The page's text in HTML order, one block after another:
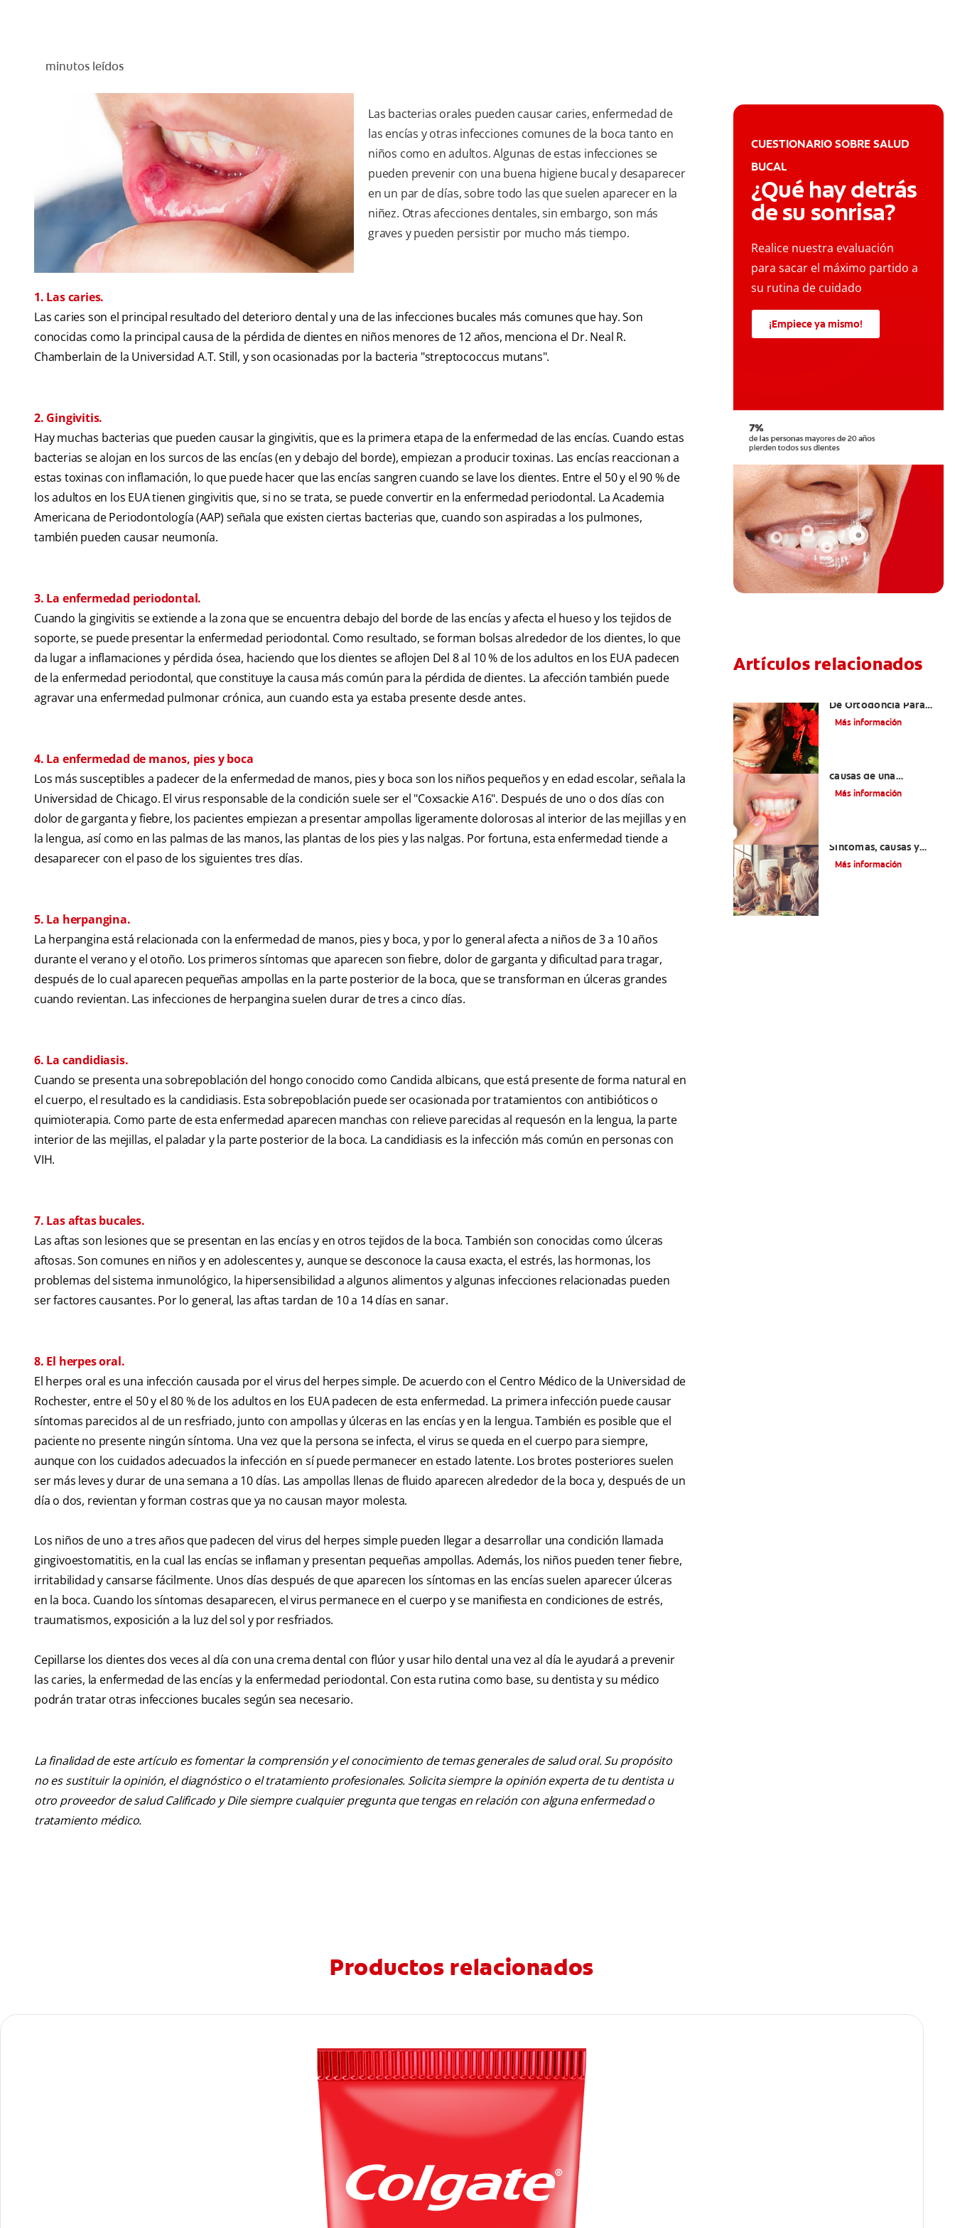
minutos leídos
Las bacterias orales pueden causar caries, enfermedad de
las encías y otras infecciones comunes de la boca tanto en
niños como en adultos. Algunas de estas infecciones se
pueden prevenir con una buena higiene bucal y desaparecer
en un par de días, sobre todo las que suelen aparecer en la
niñez. Otras afecciones dentales, sin embargo, son más
graves y pueden persistir por mucho más tiempo.
1. Las caries.
Las caries son el principal resultado del deterioro dental y una de las infecciones bucales más comunes que hay. Son
conocidas como la principal causa de la pérdida de dientes en niños menores de 12 años, menciona el Dr. Neal R.
Chamberlain de la Universidad A.T. Still, y son ocasionadas por la bacteria "streptococcus mutans".
2. Gingivitis.
Hay muchas bacterias que pueden causar la gingivitis, que es la primera etapa de la enfermedad de las encías. Cuando estas
bacterias se alojan en los surcos de las encías (en y debajo del borde), empiezan a producir toxinas. Las encías reaccionan a
estas toxinas con inflamación, lo que puede hacer que las encías sangren cuando se lave los dientes. Entre el 50 y el 90 % de
los adultos en los EUA tienen gingivitis que, si no se trata, se puede convertir en la enfermedad periodontal. La Academia
Americana de Periodontología (AAP) señala que existen ciertas bacterias que, cuando son aspiradas a los pulmones,
también pueden causar neumonía.
3. La enfermedad periodontal.
Cuando la gingivitis se extiende a la zona que se encuentra debajo del borde de las encías y afecta el hueso y los tejidos de
soporte, se puede presentar la enfermedad periodontal. Como resultado, se forman bolsas alrededor de los dientes, lo que
da lugar a inflamaciones y pérdida ósea, haciendo que los dientes se aflojen Del 8 al 10 % de los adultos en los EUA padecen
de la enfermedad periodontal, que constituye la causa más común para la pérdida de dientes. La afección también puede
agravar una enfermedad pulmonar crónica, aun cuando esta ya estaba presente desde antes.
4. La enfermedad de manos, pies y boca
Los más susceptibles a padecer de la enfermedad de manos, pies y boca son los niños pequeños y en edad escolar, señala la
Universidad de Chicago. El virus responsable de la condición suele ser el "Coxsackie A16". Después de uno o dos días con
dolor de garganta y fiebre, los pacientes empiezan a presentar ampollas ligeramente dolorosas al interior de las mejillas y en
la lengua, así como en las palmas de las manos, las plantas de los pies y las nalgas. Por fortuna, esta enfermedad tiende a
desaparecer con el paso de los siguientes tres días.
5. La herpangina.
La herpangina está relacionada con la enfermedad de manos, pies y boca, y por lo general afecta a niños de 3 a 10 años
durante el verano y el otoño. Los primeros síntomas que aparecen son fiebre, dolor de garganta y dificultad para tragar,
después de lo cual aparecen pequeñas ampollas en la parte posterior de la boca, que se transforman en úlceras grandes
cuando revientan. Las infecciones de herpangina suelen durar de tres a cinco días.
6. La candidiasis.
Cuando se presenta una sobrepoblación del hongo conocido como Candida albicans, que está presente de forma natural en
el cuerpo, el resultado es la candidiasis. Esta sobrepoblación puede ser ocasionada por tratamientos con antibióticos o
quimioterapia. Como parte de esta enfermedad aparecen manchas con relieve parecidas al requesón en la lengua, la parte
interior de las mejillas, el paladar y la parte posterior de la boca. La candidiasis es la infección más común en personas con
VIH.
7. Las aftas bucales.
Las aftas son lesiones que se presentan en las encías y en otros tejidos de la boca. También son conocidas como úlceras
aftosas. Son comunes en niños y en adolescentes y, aunque se desconoce la causa exacta, el estrés, las hormonas, los
problemas del sistema inmunológico, la hipersensibilidad a algunos alimentos y algunas infecciones relacionadas pueden
ser factores causantes. Por lo general, las aftas tardan de 10 a 14 días en sanar.
8. El herpes oral.
El herpes oral es una infección causada por el virus del herpes simple. De acuerdo con el Centro Médico de la Universidad de
Rochester, entre el 50 y el 80 % de los adultos en los EUA padecen de esta enfermedad. La primera infección puede causar
síntomas parecidos al de un resfriado, junto con ampollas y úlceras en las encías y en la lengua. También es posible que el
paciente no presente ningún síntoma. Una vez que la persona se infecta, el virus se queda en el cuerpo para siempre,
aunque con los cuidados adecuados la infección en sí puede permanecer en estado latente. Los brotes posteriores suelen
ser más leves y durar de una semana a 10 días. Las ampollas llenas de fluido aparecen alrededor de la boca y, después de un
día o dos, revientan y forman costras que ya no causan mayor molesta.
Los niños de uno a tres años que padecen del virus del herpes simple pueden llegar a desarrollar una condición llamada
gingivoestomatitis, en la cual las encías se inflaman y presentan pequeñas ampollas. Además, los niños pueden tener fiebre,
irritabilidad y cansarse fácilmente. Unos días después de que aparecen los síntomas en las encías suelen aparecer úlceras
en la boca. Cuando los síntomas desaparecen, el virus permanece en el cuerpo y se manifiesta en condiciones de estrés,
traumatismos, exposición a la luz del sol y por resfriados.
Cepillarse los dientes dos veces al día con una crema dental con flúor y usar hilo dental una vez al día le ayudará a prevenir
las caries, la enfermedad de las encías y la enfermedad periodontal. Con esta rutina como base, su dentista y su médico
podrán tratar otras infecciones bucales según sea necesario.
La finalidad de este artículo es fomentar la comprensión y el conocimiento de temas generales de salud oral. Su propósito
no es sustituir la opinión, el diagnóstico o el tratamiento profesionales. Solicita siempre la opinión experta de tu dentista u
otro proveedor de salud Calificado y Dile siempre cualquier pregunta que tengas en relación con alguna enfermedad o
tratamiento médico.
CUESTIONARIO SOBRE SALUD
BUCAL
¿Qué hay detrás
de su sonrisa?
Realice nuestra evaluación
para sacar el máximo partido a
su rutina de cuidado
¡Empiece ya mismo!
Artículos relacionados
De Ortodoncia Para
Adultos
Más información
causas de una
inflamación de encía
Más información
Síntomas, causas y
tratamiento
Más información
Productos relacionados